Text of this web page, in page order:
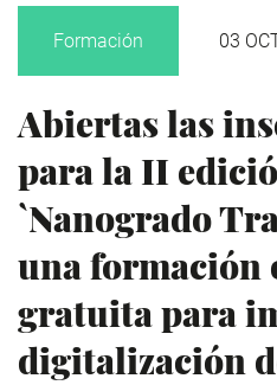
Formación 03
Abiertas las
para la II
`Nanogrado
una formación
gratuita para
digitalización